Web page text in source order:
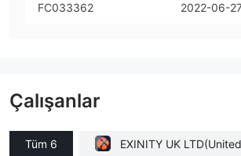
FC033362
2022-06-
Çalışanlar
Tüm 6
EXINITY UK